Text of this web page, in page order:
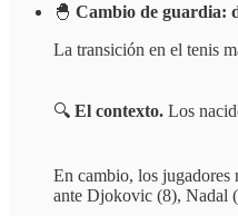
🐣 Cambio de guardia:
La transición en el tenis
🔍 El contexto. Los
En cambio, los jugadores
ante Djokovic (8), Nadal